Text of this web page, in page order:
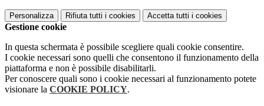
Personalizza Rifiuta tutti i cookies Accetta tutti i cookies
Gestione cookie
In questa schermata è possibile scegliere quali cookie consentire.
I cookie necessari sono quelli che consentono il funzionamento della
piattaforma e non è possibile disabilitarli.
Per conoscere quali sono i cookie necessari al funzionamento potete
visionare la COOKIE POLICY.